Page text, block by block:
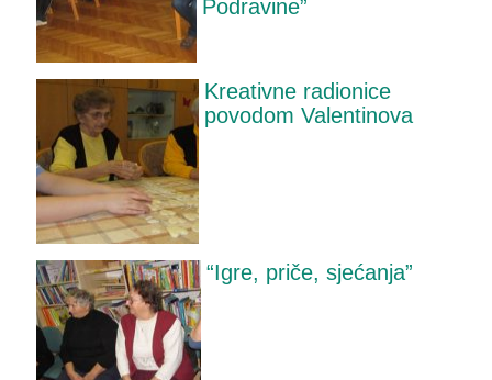
Podravine”
Kreativne radionice
povodom Valentinova
“Igre, priče, sjećanja”